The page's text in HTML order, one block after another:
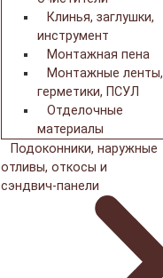
Клинья, заглушки,
инструмент
Монтажная пена
Монтажные ленты,
герметики, ПСУЛ
Отделочные
материалы
Подоконники, наружные
отливы, откосы и
сэндвич-панели